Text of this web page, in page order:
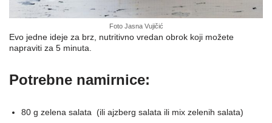
Foto Jasna Vujičić
Evo jedne ideje za brz, nutritivno vredan obrok koji možete
napraviti za 5 minuta.
Potrebne namirnice:
80 g zelena salata (ili ajzberg salata ili mix zelenih salata)